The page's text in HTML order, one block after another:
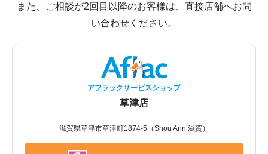
また、ご相談が2回目以降のお客様は、直接店舗へお問
い合わせください。
アフラックサービスショップ
草津店
滋賀県草津市草津町1874-5（Shou Ann 滋賀）